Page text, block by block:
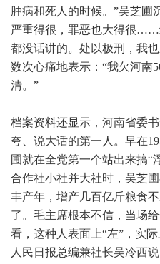
肿病和死人的时候。”吴芝圃
严重得很，罪恶也大得很……
都没话讲的。处以极刑，我
数次心痛地表示：“我欠河南
清。”
档案资料还显示，河南省委
夸、说大话的第一人。早在
圃就在全党第一个站出来搞“
合作社小社并大社时，吴芝
丰产年，增产几百亿斤粮食
了。毛主席根本不信，当场
看，这种人表面上“左”，实
人民日报总编兼社长吴冷西